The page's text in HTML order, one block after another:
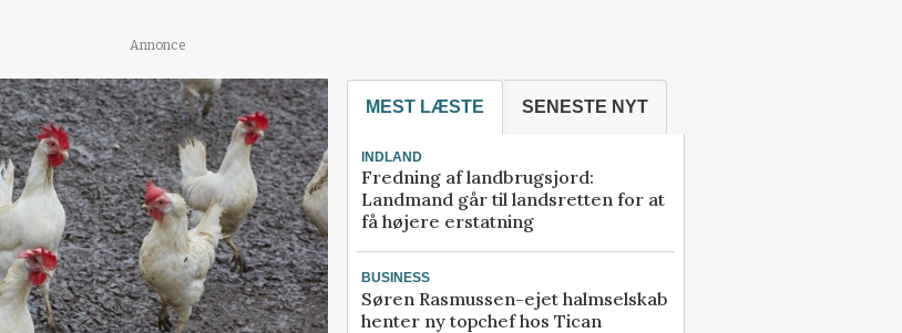
Annonce
MEST LÆSTE SENESTE NYT
INDLAND
Fredning af landbrugsjord:
Landmand går til landsretten for at
få højere erstatning
BUSINESS
Søren Rasmussen-ejet halmselskab
henter ny topchef hos Tican